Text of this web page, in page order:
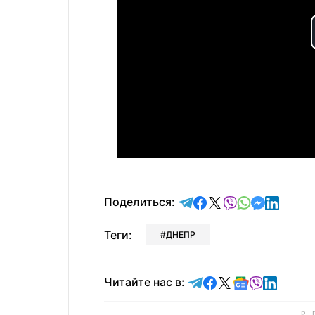
Поделиться: отправить в Telegram
поделиться в
поделиться в X
отправить в
отправить
Теги: ДНЕПР
Читайте нас в: Читайте в Telegram
Читайте в
Читайте в X
Читайте в
Читайте